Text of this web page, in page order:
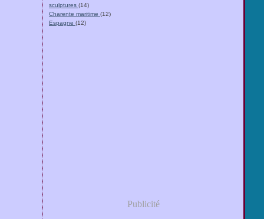
sculptures (14)
Charente maritime (12)
Espagne (12)
Publicité